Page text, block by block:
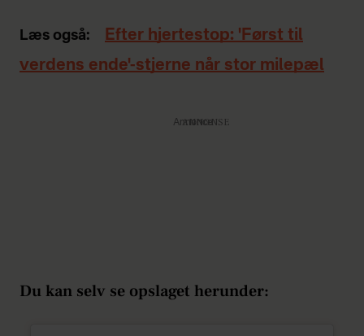
Læs også:
Efter hjertestop: 'Først til
verdens ende'-stjerne når stor milepæl
Annonce
Du kan selv se opslaget herunder: